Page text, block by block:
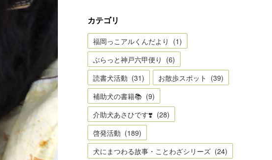
カテゴリ
福岡っこアルくんだより (1)
ぶらっと神戸六甲便り (6)
読書犬活動 (31) お散歩スポット (39)
補助犬の書籍📚 (9)
介助犬あさひです❣️ (28)
啓発活動 (189)
犬にまつわる故事・ことわざシリーズ (24)